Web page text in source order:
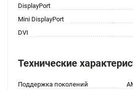
DisplayPort
Mini DisplayPort
DVI
Технические
Поддержка поколений